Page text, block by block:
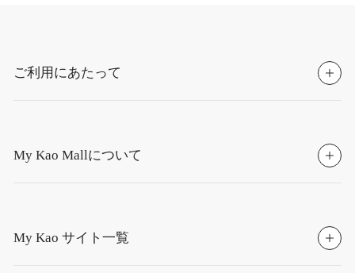
ご利用にあたって
My Kao Mallについて
My Kao サイト一覧